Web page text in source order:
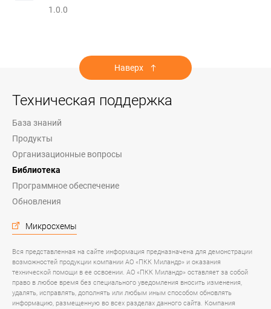
1.0.0
Наверх
Техническая поддержка
База знаний
Продукты
Организационные вопросы
Библиотека
Программное обеспечение
Обновления
Микросхемы
Вся представленная на сайте информация предназначена для демонстрации
возможностей продукции компании АО «ПКК Миландр» и оказания
технической помощи в ее освоении. АО «ПКК Миландр» оставляет за собой
право в любое время без специального уведомления вносить изменения,
удалять, исправлять, дополнять или любым иным способом обновлять
информацию, размещенную во всех разделах данного сайта. Компания